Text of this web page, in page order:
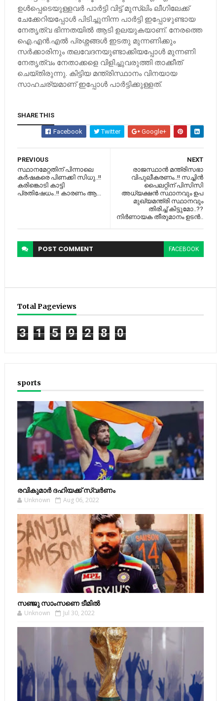
ഉള്‍പ്പെടെയുള്ളവര്‍ പാര്‍ട്ടി വിട്ട് മുസ്ലിം ലീഗിലേക്ക്
ചേക്കേറിയപ്പോള്‍ പിടിച്ചുനിന്ന പാര്‍ട്ടി ഇപ്പോഴുണ്ടായ
നേതൃത്വ ഭിന്നതയില്‍ ആടി ഉലയുകയാണ്. നേരത്തെ
ഐ.എന്‍.എല്‍ പ്രശ്നങ്ങള്‍ ഇടതു മുന്നണിക്കും
സര്‍ക്കാരിനും തലവേദനയുണ്ടാക്കിയപ്പോള്‍ മുന്നണി
നേതൃത്വം നേതാക്കളെ വിളിച്ചുവരുത്തി താക്കീത്
ചെയ്തിരുന്നു. കിട്ടിയ മന്ത്രിസ്ഥാനം വിനയായ
സാഹചര്യമാണ് ഇപ്പോള്‍ പാര്‍ട്ടിക്കുള്ളത്.
SHARE THIS
Facebook Twitter Google+
NEXT
രാജസ്ഥാന്‍ മന്ത്രിസഭാ
വിപുലീകരണം..!! സച്ചിൻ
പൈലറ്റിന് പിസിസി
അധ്യക്ഷൻ സ്ഥാനവും ഉപ
മുഖ്യമന്ത്രി സ്ഥാനവും
തിരിച്ച് കിട്ടുമോ..??
നിർണായക തീരുമാനം ഉടൻ..
PREVIOUS
സ്ഥാനമേറ്റതിന് പിന്നാലെ
കര്‍ഷകരെ പിണക്കി സിധു..!!
കരിങ്കൊടി കാട്ടി
പ്രതിഷേധം..!! കാരണം ആ...
POST COMMENT FACEBOOK
Total Pageviews
3 1 5 9 2 8 0
sports
രവികുമാര്‍ ദഹിയക്ക് സ്വര്‍ണം
Unknown Aug 06, 2022
സഞ്ജു സാംസണെ ടീമില്‍
Unknown Jul 30, 2022